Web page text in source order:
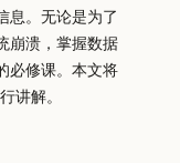
息。无论是为了
崩溃，掌握数据
必修课。本文将
讲解。